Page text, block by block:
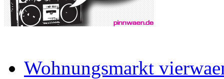
Wohnungsmarkt